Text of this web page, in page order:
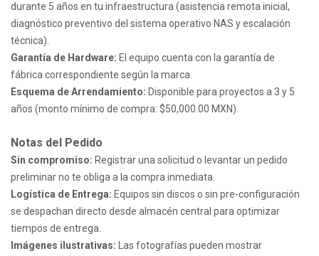
durante 5 años en tu infraestructura (asistencia remota inicial,
diagnóstico preventivo del sistema operativo NAS y escalación
técnica).
Garantía de Hardware: El equipo cuenta con la garantía de
fábrica correspondiente según la marca.
Esquema de Arrendamiento: Disponible para proyectos a 3 y 5
años (monto mínimo de compra: $50,000.00 MXN).
Notas del Pedido
Sin compromiso: Registrar una solicitud o levantar un pedido
preliminar no te obliga a la compra inmediata.
Logística de Entrega: Equipos sin discos o sin pre-configuración
se despachan directo desde almacén central para optimizar
tiempos de entrega.
Imágenes ilustrativas: Las fotografías pueden mostrar